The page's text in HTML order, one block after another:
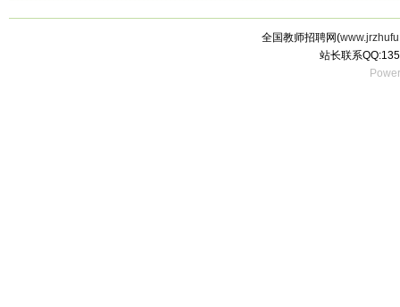
全国教师招聘网(
站长联系